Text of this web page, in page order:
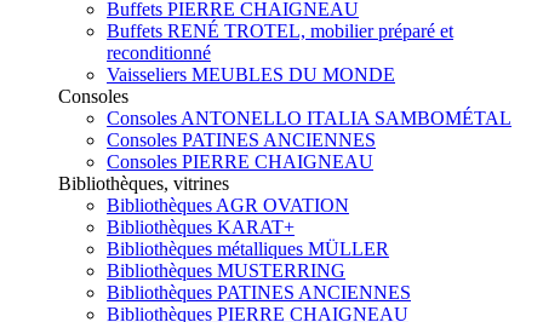
Buffets PIERRE CHAIGNEAU
Buffets RENÉ TROTEL, mobilier préparé et
reconditionné
Vaisseliers MEUBLES DU MONDE
Consoles
Consoles ANTONELLO ITALIA SAMBOMÉTAL
Consoles PATINES ANCIENNES
Consoles PIERRE CHAIGNEAU
Bibliothèques, vitrines
Bibliothèques AGR OVATION
Bibliothèques KARAT+
Bibliothèques métalliques MÜLLER
Bibliothèques MUSTERRING
Bibliothèques PATINES ANCIENNES
Bibliothèques PIERRE CHAIGNEAU